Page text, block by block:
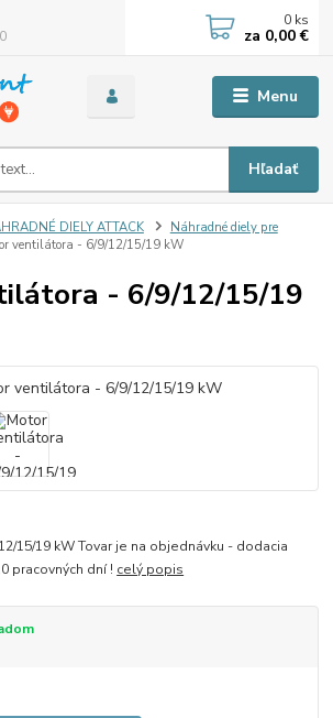
Menu
Hľadať
0 ks
za 0,00 €
DIELY ATTACK
Náhradné diely pre
ventilátora - 6/9/12/15/19 kW
- 6/9/12/15/19
15/19 kW Tovar je na objednávku - dodacia
pracovných dní ! celý popis